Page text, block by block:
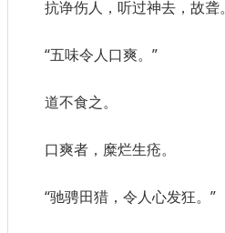
抗诤伤人，听过神去，故聋。
“五味令人口爽。”
道不食之。
口爽者，糜烂生疮。
“驰骋田猎，令人心发狂。”